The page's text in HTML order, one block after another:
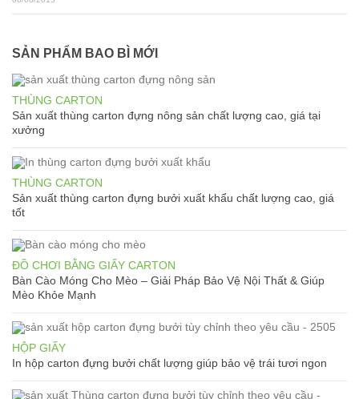
SẢN PHẨM BAO BÌ MỚI
THÙNG CARTON
Sản xuất thùng carton đựng nông sản chất lượng cao, giá tại
xưởng
THÙNG CARTON
Sản xuất thùng carton đựng bưởi xuất khẩu chất lượng cao, giá
tốt
ĐỒ CHƠI BẰNG GIẤY CARTON
Bàn Cào Móng Cho Mèo – Giải Pháp Bảo Vệ Nội Thất & Giúp
Mèo Khỏe Mạnh
HỘP GIẤY
In hộp carton đựng bưởi chất lượng giúp bảo vệ trái tươi ngon